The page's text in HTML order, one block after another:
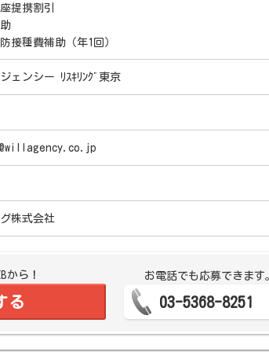
提携割引
助
接種費補助（年1回）
ェンシー ﾘｽｷﾘﾝｸﾞ東京
株式会社
から！
る
お電話でも応募できます
03-5368-8251